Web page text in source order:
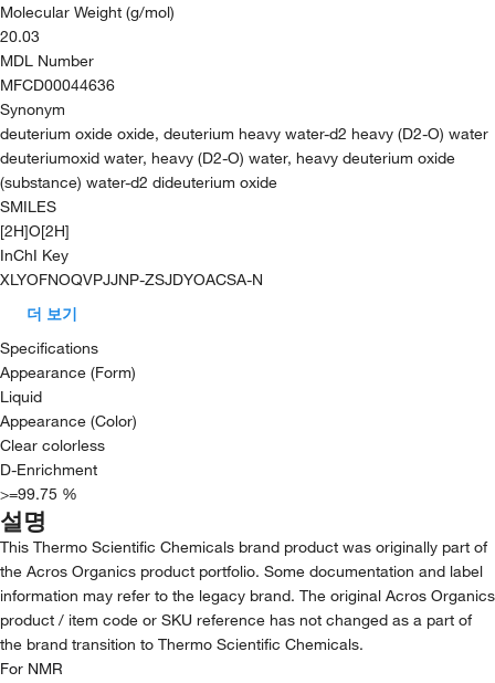
Molecular Weight (g/mol)
20.03
MDL Number
MFCD00044636
Synonym
deuterium oxide oxide, deuterium heavy water-d2 heavy (D2-O) water
deuteriumoxid water, heavy (D2-O) water, heavy deuterium oxide
(substance) water-d2 dideuterium oxide
SMILES
[2H]O[2H]
InChI Key
XLYOFNOQVPJJNP-ZSJDYOACSA-N
더 보기
Specifications
Appearance (Form)
Liquid
Appearance (Color)
Clear colorless
D-Enrichment
>=99.75 %
설명
This Thermo Scientific Chemicals brand product was originally part of
the Acros Organics product portfolio. Some documentation and label
information may refer to the legacy brand. The original Acros Organics
product / item code or SKU reference has not changed as a part of
the brand transition to Thermo Scientific Chemicals.
For NMR